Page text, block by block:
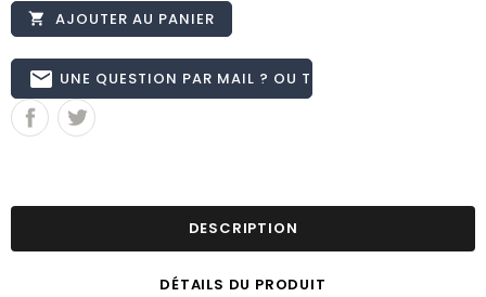
 AJOUTER AU PANIER
email UNE QUESTION PAR MAIL ? OU TÉL 02.51.62.16.59
DESCRIPTION
DÉTAILS DU PRODUIT